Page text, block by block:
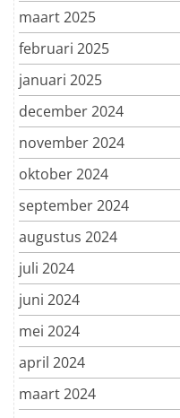
maart 2025
februari 2025
januari 2025
december 2024
november 2024
oktober 2024
september 2024
augustus 2024
juli 2024
juni 2024
mei 2024
april 2024
maart 2024